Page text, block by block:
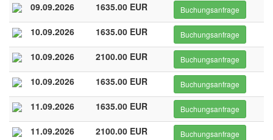
09.09.2026 1635.00 EUR Buchungsanfrage
10.09.2026 1635.00 EUR Buchungsanfrage
10.09.2026 2100.00 EUR Buchungsanfrage
10.09.2026 1635.00 EUR Buchungsanfrage
11.09.2026 1635.00 EUR Buchungsanfrage
11.09.2026 2100.00 EUR Buchungsanfrage